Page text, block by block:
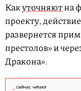
Какуточняютна
проекту,
развернется
престолов» и
Дракона».
сейчас читают